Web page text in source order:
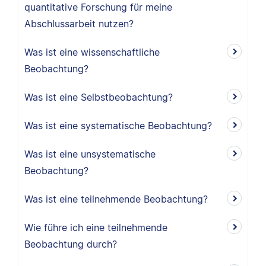
quantitative Forschung für meine
Abschlussarbeit nutzen?
Was ist eine wissenschaftliche
Beobachtung?
Was ist eine Selbstbeobachtung?
Was ist eine systematische Beobachtung?
Was ist eine unsystematische
Beobachtung?
Was ist eine teilnehmende Beobachtung?
Wie führe ich eine teilnehmende
Beobachtung durch?